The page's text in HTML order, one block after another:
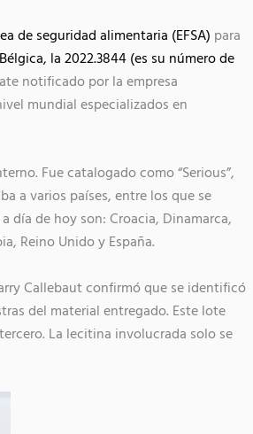
de seguridad alimentaria (EFSA) para
la 2022.3844 (es su número de
notificado por la empresa
mundial especializados en
Fue catalogado como “Serious”,
a varios países, entre los que se
día de hoy son: Croacia, Dinamarca,
Reino Unido y España.
Callebaut confirmó que se identificó
del material entregado. Este lote
La lecitina involucrada solo se